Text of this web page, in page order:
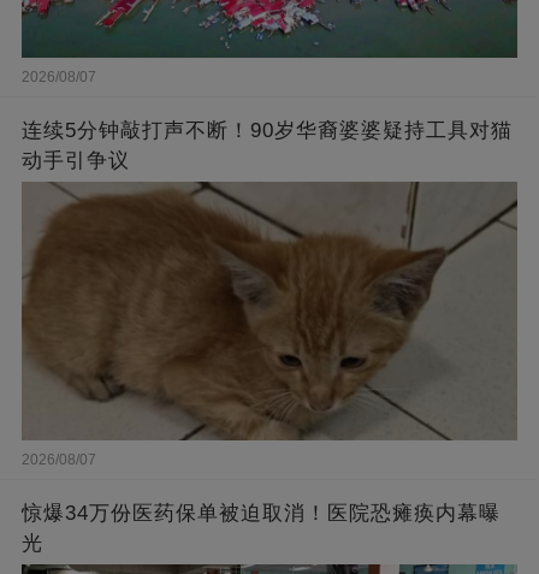
2026/08/07
连续5分钟敲打声不断！90岁华裔婆婆疑持工具对猫
动手引争议
2026/08/07
惊爆34万份医药保单被迫取消！医院恐瘫痪内幕曝
光